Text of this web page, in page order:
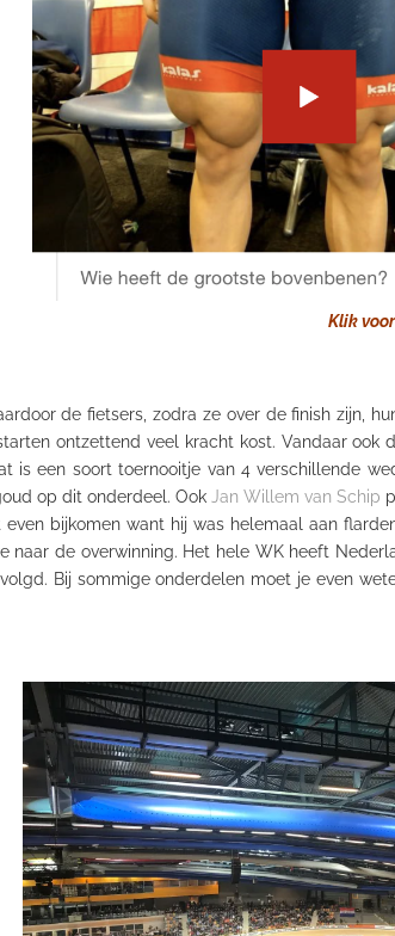
Klik voor de
de fietsers, zodra ze over de finish zijn,
ontzettend veel kracht kost. Vandaar ook
is een soort toernooitje van 4 verschillende
op dit onderdeel. Ook Jan Willem van Schip
bijkomen want hij was helemaal aan
naar de overwinning. Het hele WK heeft
Bij sommige onderdelen moet je even